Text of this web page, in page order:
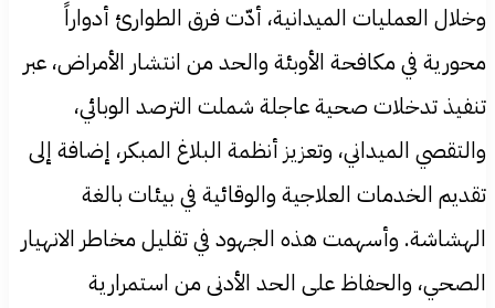
وخلال العمليات الميدانية، أدّت فرق الطوارئ أدواراً
محورية في مكافحة الأوبئة والحد من انتشار الأمراض، عبر
تنفيذ تدخلات صحية عاجلة شملت الترصد الوبائي،
والتقصي الميداني، وتعزيز أنظمة البلاغ المبكر، إضافة إلى
تقديم الخدمات العلاجية والوقائية في بيئات بالغة
الهشاشة. وأسهمت هذه الجهود في تقليل مخاطر الانهيار
الصحي، والحفاظ على الحد الأدنى من استمرارية